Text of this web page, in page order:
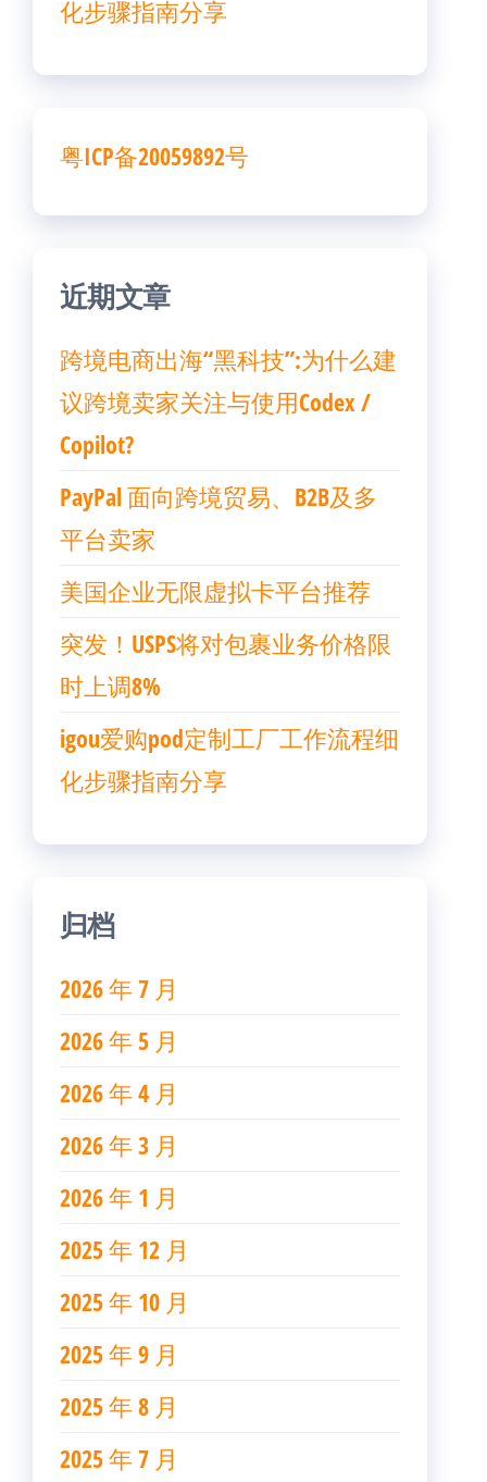
化步骤指南分享
粤ICP备20059892号
近期文章
跨境电商出海“黑科技”:为什么建
议跨境卖家关注与使用Codex /
Copilot?
PayPal 面向跨境贸易、B2B及多
平台卖家
美国企业无限虚拟卡平台推荐
突发！USPS将对包裹业务价格限
时上调8%
igou爱购pod定制工厂工作流程细
化步骤指南分享
归档
2026 年 7 月
2026 年 5 月
2026 年 4 月
2026 年 3 月
2026 年 1 月
2025 年 12 月
2025 年 10 月
2025 年 9 月
2025 年 8 月
2025 年 7 月